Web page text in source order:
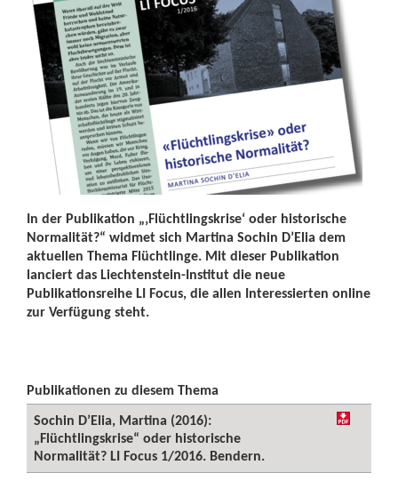
In der Publikation „‚Flüchtlingskrise‘ oder historische
Normalität?“ widmet sich Martina Sochin D’Elia dem
aktuellen Thema Flüchtlinge. Mit dieser Publikation
lanciert das Liechtenstein-Institut die neue
Publikationsreihe LI Focus, die allen Interessierten online
zur Verfügung steht.
Publikationen zu diesem Thema
Sochin D’Elia, Martina (2016):
„Flüchtlingskrise“ oder historische
Normalität? LI Focus 1/2016. Bendern.